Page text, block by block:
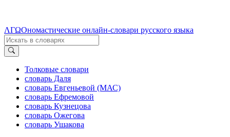
ΛΓΩОномастические онлайн-словари русского языка
Толковые словари
словарь Даля
словарь Евгеньевой (МАС)
словарь Ефремовой
словарь Кузнецова
словарь Ожегова
словарь Ушакова